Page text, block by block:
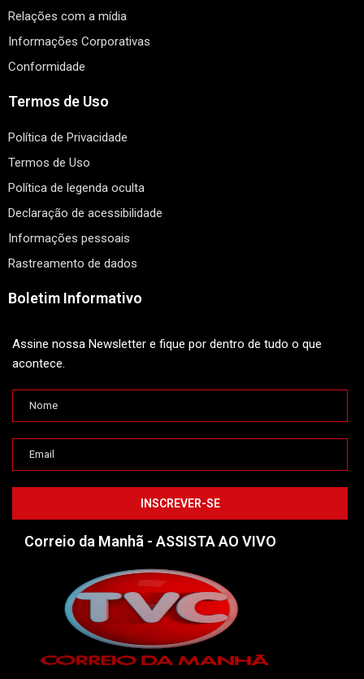
Relações com a mídia
Informações Corporativas
Conformidade
Termos de Uso
Política de Privacidade
Termos de Uso
Política de legenda oculta
Declaração de acessibilidade
Informações pessoais
Rastreamento de dados
Boletim Informativo
Assine nossa Newsletter e fique por dentro de tudo o que
acontece.
Correio da Manhã - ASSISTA AO VIVO